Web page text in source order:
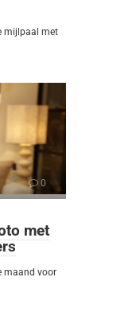
mijlpaal met
0
met
maand voor